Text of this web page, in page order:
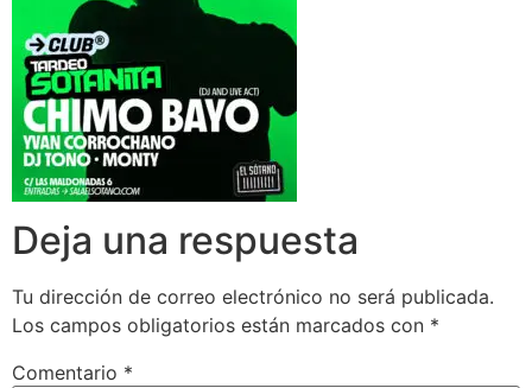
Deja una respuesta
Tu dirección de correo electrónico no será publicada.
Los campos obligatorios están marcados con *
Comentario *